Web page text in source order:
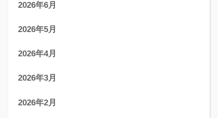
2026年6月
2026年5月
2026年4月
2026年3月
2026年2月